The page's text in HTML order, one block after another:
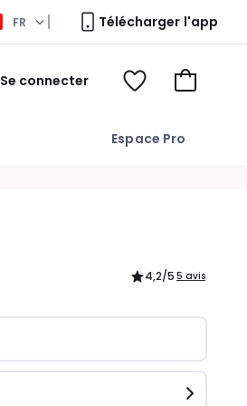
FR Télécharger l'app
Espace Pro
Se connecter
Mon
Voir
Aller
4,2/5 5 avis